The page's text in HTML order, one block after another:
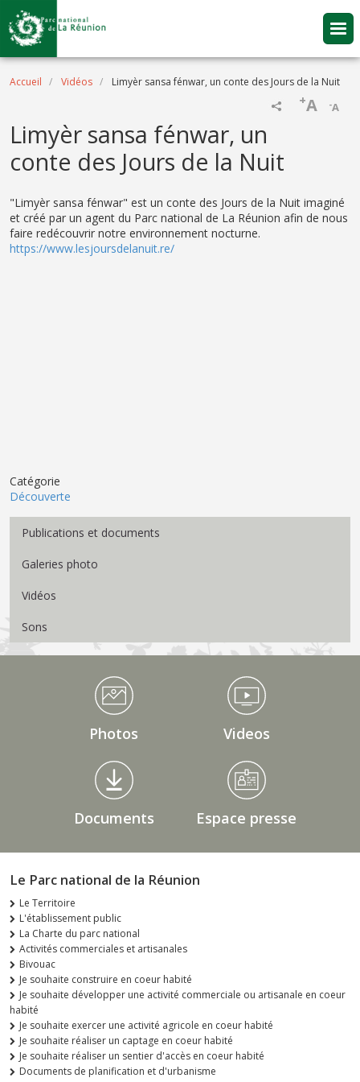
Aller au contenu principal
Fil d'Ariane
Accueil Vidéos Limyèr sansa fénwar, un conte des Jours de la Nuit
-A
+A
Name
Limyèr sansa fénwar, un
conte des Jours de la Nuit
Description
"Limyèr sansa fénwar" est un conte des Jours de la Nuit imaginé
et créé par un agent du Parc national de La Réunion afin de nous
faire redécouvrir notre environnement nocturne.
https://www.lesjoursdelanuit.re/
Catégorie
Découverte
Menu Médiathèque
Publications et documents
Galeries photo
Vidéos
Sons
Médiathèque Footer
Photos Videos
Documents Espace presse
Le Parc national de la Réunion
Le Territoire
L'établissement public
La Charte du parc national
Activités commerciales et artisanales
Bivouac
Je souhaite construire en coeur habité
Je souhaite développer une activité commerciale ou artisanale en coeur
habité
Je souhaite exercer une activité agricole en coeur habité
Je souhaite réaliser un captage en coeur habité
Je souhaite réaliser un sentier d'accès en coeur habité
Documents de planification et d'urbanisme